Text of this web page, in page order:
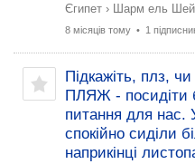
Єгипет › Шарм ель
8 місяців тому • 1
Підкажіть, плз,
ПЛЯЖ - посидіти
питання для нас.
спокійно сиділи
наприкінці